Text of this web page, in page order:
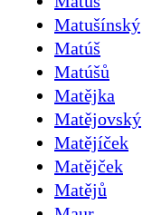
Matušínský
Matúš
Matúšů
Matějka
Matějovský
Matějíček
Matějček
Matějů